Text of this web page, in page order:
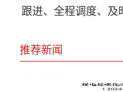
跟进、全程调度、
推荐新闻